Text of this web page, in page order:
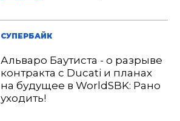
СУПЕРБАЙК
Альваро Баутиста - о разрыве
контракта с Ducati и планах
на будущее в WorldSBK: Рано
уходить!